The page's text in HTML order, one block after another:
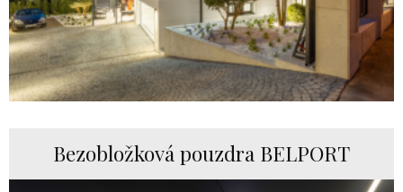
Bezobložková pouzdra BELPORT